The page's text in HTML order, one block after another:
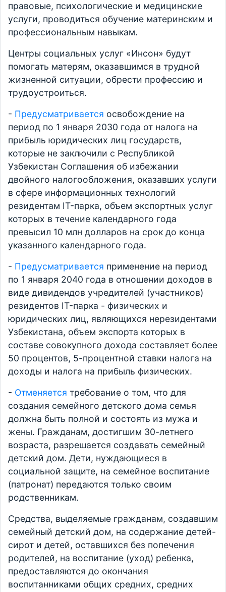
правовые, психологические и медицинские
услуги, проводиться обучение материнским и
профессиональным навыкам.
Центры социальных услуг «Инсон» будут
помогать матерям, оказавшимся в трудной
жизненной ситуации, обрести профессию и
трудоустроиться.
- Предусматривается освобождение на
период по 1 января 2030 года от налога на
прибыль юридических лиц государств,
которые не заключили с Республикой
Узбекистан Соглашения об избежании
двойного налогообложения, оказавших услуги
в сфере информационных технологий
резидентам IT-парка, объем экспортных услуг
которых в течение календарного года
превысил 10 млн долларов на срок до конца
указанного календарного года.
- Предусматривается применение на период
по 1 января 2040 года в отношении доходов в
виде дивидендов учредителей (участников)
резидентов IT-парка - физических и
юридических лиц, являющихся нерезидентами
Узбекистана, объем экспорта которых в
составе совокупного дохода составляет более
50 процентов, 5-процентной ставки налога на
доходы и налога на прибыль физических.
- Отменяется требование о том, что для
создания семейного детского дома семья
должна быть полной и состоять из мужа и
жены. Гражданам, достигшим 30-летнего
возраста, разрешается создавать семейный
детский дом. Дети, нуждающиеся в
социальной защите, на семейное воспитание
(патронат) передаются только своим
родственникам.
Средства, выделяемые гражданам, создавшим
семейный детский дом, на содержание детей-
сирот и детей, оставшихся без попечения
родителей, на воспитание (уход) ребенка,
предоставляются до окончания
воспитанниками общих средних, средних